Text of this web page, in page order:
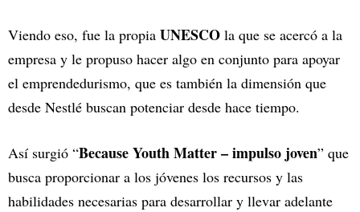
Viendo eso, fue la propia UNESCO la que se acercó a la
empresa y le propuso hacer algo en conjunto para apoyar
el emprendedurismo, que es también la dimensión que
desde Nestlé buscan potenciar desde hace tiempo.
Así surgió “Because Youth Matter – impulso joven” que
busca proporcionar a los jóvenes los recursos y las
habilidades necesarias para desarrollar y llevar adelante